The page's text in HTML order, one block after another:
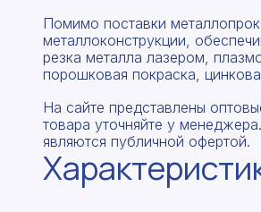
Помимо поставки
металлоконструкции,
резка металла лазером,
порошковая покраска,
На сайте представлены
товара уточняйте у
являются публичной офертой.